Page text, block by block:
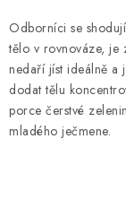
Odborníci se
tělo v rovnováze, je
nedaří jíst ideálně a
dodat tělu
porce čerstvé
mladého ječmene.